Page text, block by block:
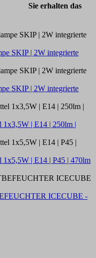
Sie erhalten das
SKIP | 2W integrierte
SKIP | 2W integrierte
| E14 | 250lm |
| E14 | P45 | 470lm
ICECUBE -